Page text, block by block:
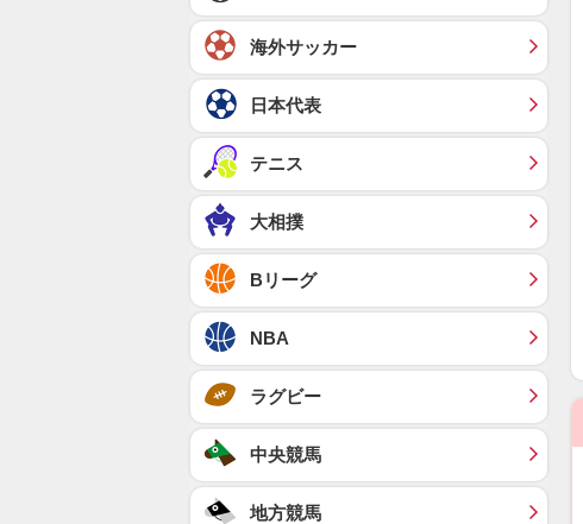
海外サッカー
日本代表
テニス
大相撲
Bリーグ
NBA
ラグビー
中央競馬
地方競馬